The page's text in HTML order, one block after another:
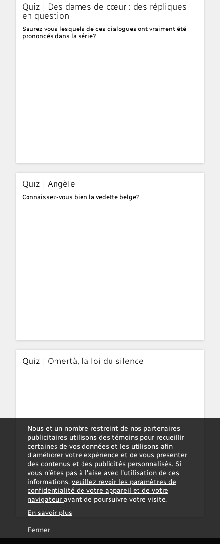
Quiz | Des dames de cœur : des répliques
en question
Saurez vous lesquels de ces dialogues ont vraiment été
prononcés dans la série?
Quiz | Angèle
Connaissez-vous bien la vedette belge?
Quiz | Omertà, la loi du silence
Nous et un nombre restreint de nos partenaires
publicitaires utilisons des témoins pour recueillir
certaines de vos données et les utilisons afin
d’améliorer votre expérience et de vous présenter
des contenus et des publicités personnalisés. Si
vous n'êtes pas à l'aise avec l'utilisation de ces
informations, veuillez revoir les paramètres de
confidentialité de votre appareil et de votre
navigateur avant de poursuivre votre visite.
En savoir plus
Fermer